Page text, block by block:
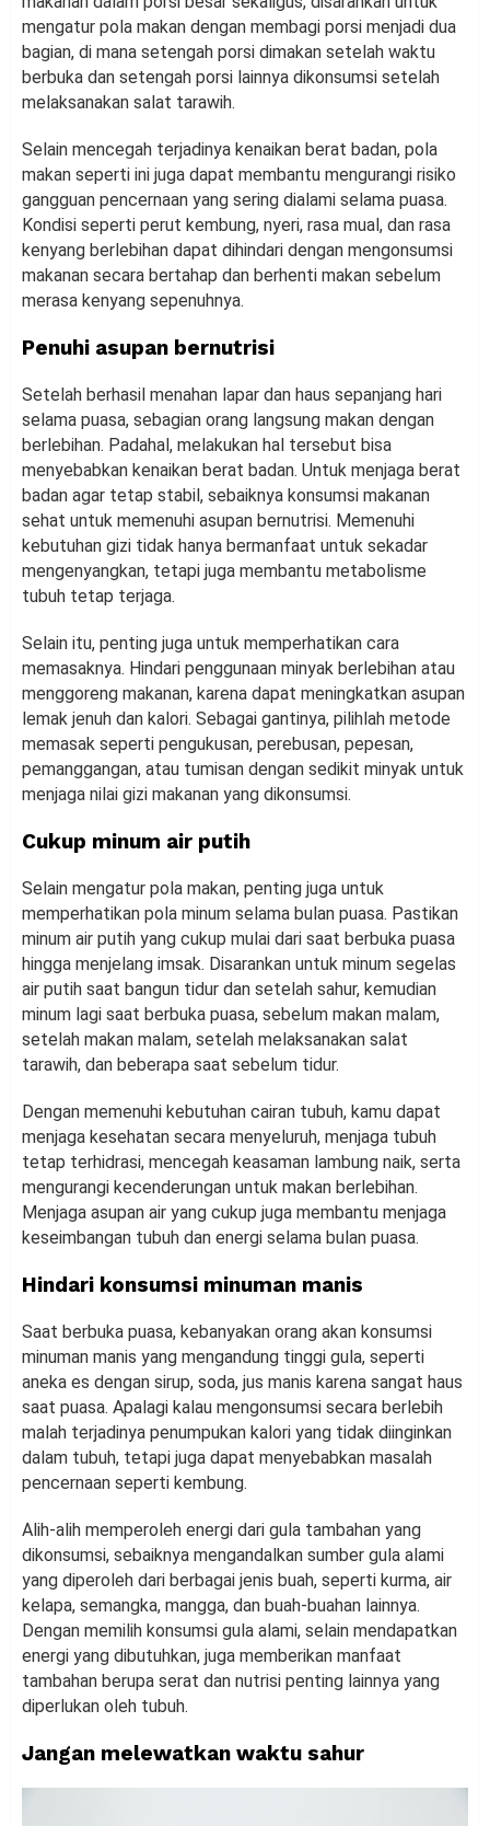
mengatur pola makan dengan membagi porsi menjadi dua
bagian, di mana setengah porsi dimakan setelah waktu
berbuka dan setengah porsi lainnya dikonsumsi setelah
melaksanakan salat tarawih.
Selain mencegah terjadinya kenaikan berat badan, pola
makan seperti ini juga dapat membantu mengurangi risiko
gangguan pencernaan yang sering dialami selama puasa.
Kondisi seperti perut kembung, nyeri, rasa mual, dan rasa
kenyang berlebihan dapat dihindari dengan mengonsumsi
makanan secara bertahap dan berhenti makan sebelum
merasa kenyang sepenuhnya.
Penuhi asupan bernutrisi
Setelah berhasil menahan lapar dan haus sepanjang hari
selama puasa, sebagian orang langsung makan dengan
berlebihan. Padahal, melakukan hal tersebut bisa
menyebabkan kenaikan berat badan. Untuk menjaga berat
badan agar tetap stabil, sebaiknya konsumsi makanan
sehat untuk memenuhi asupan bernutrisi. Memenuhi
kebutuhan gizi tidak hanya bermanfaat untuk sekadar
mengenyangkan, tetapi juga membantu metabolisme
tubuh tetap terjaga.
Selain itu, penting juga untuk memperhatikan cara
memasaknya. Hindari penggunaan minyak berlebihan atau
menggoreng makanan, karena dapat meningkatkan asupan
lemak jenuh dan kalori. Sebagai gantinya, pilihlah metode
memasak seperti pengukusan, perebusan, pepesan,
pemanggangan, atau tumisan dengan sedikit minyak untuk
menjaga nilai gizi makanan yang dikonsumsi.
Cukup minum air putih
Selain mengatur pola makan, penting juga untuk
memperhatikan pola minum selama bulan puasa. Pastikan
minum air putih yang cukup mulai dari saat berbuka puasa
hingga menjelang imsak. Disarankan untuk minum segelas
air putih saat bangun tidur dan setelah sahur, kemudian
minum lagi saat berbuka puasa, sebelum makan malam,
setelah makan malam, setelah melaksanakan salat
tarawih, dan beberapa saat sebelum tidur.
Dengan memenuhi kebutuhan cairan tubuh, kamu dapat
menjaga kesehatan secara menyeluruh, menjaga tubuh
tetap terhidrasi, mencegah keasaman lambung naik, serta
mengurangi kecenderungan untuk makan berlebihan.
Menjaga asupan air yang cukup juga membantu menjaga
keseimbangan tubuh dan energi selama bulan puasa.
Hindari konsumsi minuman manis
Saat berbuka puasa, kebanyakan orang akan konsumsi
minuman manis yang mengandung tinggi gula, seperti
aneka es dengan sirup, soda, jus manis karena sangat haus
saat puasa. Apalagi kalau mengonsumsi secara berlebih
malah terjadinya penumpukan kalori yang tidak diinginkan
dalam tubuh, tetapi juga dapat menyebabkan masalah
pencernaan seperti kembung.
Alih-alih memperoleh energi dari gula tambahan yang
dikonsumsi, sebaiknya mengandalkan sumber gula alami
yang diperoleh dari berbagai jenis buah, seperti kurma, air
kelapa, semangka, mangga, dan buah-buahan lainnya.
Dengan memilih konsumsi gula alami, selain mendapatkan
energi yang dibutuhkan, juga memberikan manfaat
tambahan berupa serat dan nutrisi penting lainnya yang
diperlukan oleh tubuh.
Jangan melewatkan waktu sahur